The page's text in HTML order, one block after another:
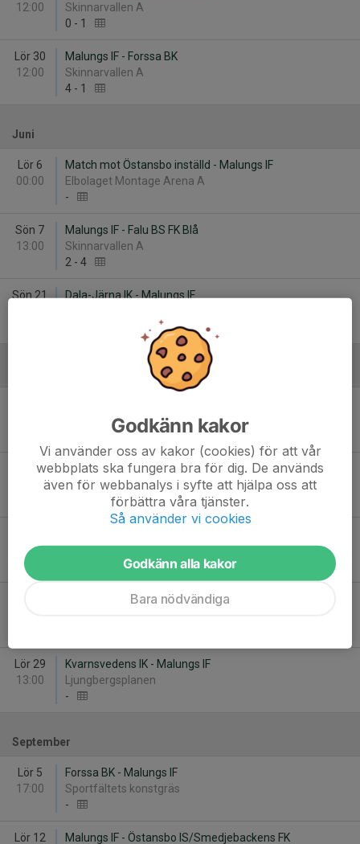
12:00
Skinnarvallen A
0 - 1
Lör 30
12:00
Malungs IF - Forssa BK
Skinnarvallen A
4 - 1
Juni
Lör 6
00:00
Match mot Östansbo inställd - Malungs IF
Elbolaget Montage Arena A
-
Sön 7
13:00
Malungs IF - Falu BS FK Blå
Skinnarvallen A
2 - 4
Sön 21
Dala-Järna IK - Malungs IF
Skinnarvallen A
Ons 12
19:00
Malungs IF - Vansbro AIK FK
Skinnarvallen A
12:30
Kopparvallen B
Malungs IF - Ludvika FK
Lör 29
13:00
Kvarnsvedens IK - Malungs IF
Ljungbergsplanen
-
September
Lör 5
17:00
Forssa BK - Malungs IF
Sportfältets konstgräs
-
Lör 12
Malungs IF - Östansbo IS/Smedjebackens FK
Godkänn kakor
Vi använder oss av kakor (cookies) för att vår
webbplats ska fungera bra för dig. De används
även för webbanalys i syfte att hjälpa oss att
förbättra våra tjänster.
Så använder vi cookies
Godkänn alla kakor
Bara nödvändiga